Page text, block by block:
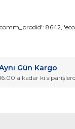
fiyat bilgisi, resim,
eksik
8642,
Gün Kargo
kadar ki